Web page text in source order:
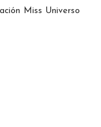
Miss Universo